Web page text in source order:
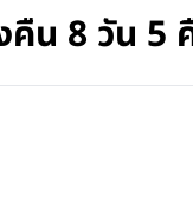
คืน 8 วัน 5